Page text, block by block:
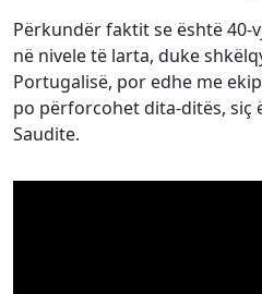
Përkundër faktit se është 40-
në nivele të larta, duke
Portugalisë, por edhe me
po përforcohet dita-ditës, siç
Saudite.